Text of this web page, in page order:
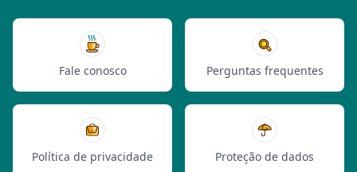
Fale conosco Perguntas frequentes
Política de privacidade Proteção de dados